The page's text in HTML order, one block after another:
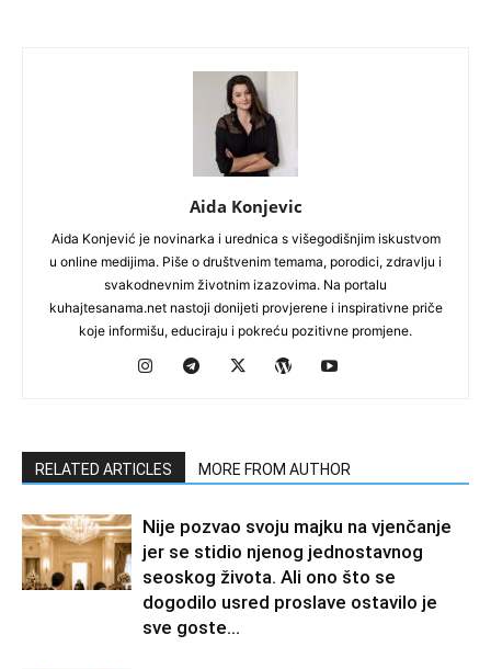
Aida Konjevic
Aida Konjević je novinarka i urednica s višegodišnjim iskustvom
u online medijima. Piše o društvenim temama, porodici, zdravlju i
svakodnevnim životnim izazovima. Na portalu
kuhajtesanama.net nastoji donijeti provjerene i inspirativne priče
koje informišu, educiraju i pokreću pozitivne promjene.
RELATED ARTICLES MORE FROM AUTHOR
Nije pozvao svoju majku na vjenčanje
jer se stidio njenog jednostavnog
seoskog života. Ali ono što se
dogodilo usred proslave ostavilo je
sve goste...